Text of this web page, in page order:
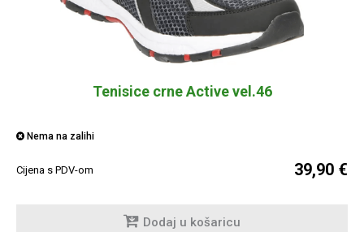
Tenisice crne Active vel.46
Nema na zalihi
Cijena s PDV-om 39,90 €
Dodaj u košaricu